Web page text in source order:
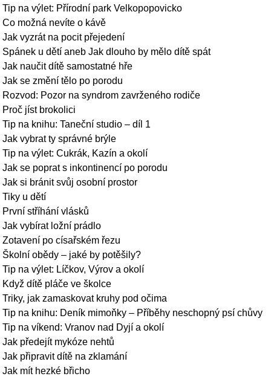
Tip na výlet: Přírodní park Velkopopovicko
Co možná nevíte o kávě
Jak vyzrát na pocit přejedení
Spánek u dětí aneb Jak dlouho by mělo dítě spát
Jak naučit dítě samostatné hře
Jak se změní tělo po porodu
Rozvod: Pozor na syndrom zavrženého rodiče
Proč jíst brokolici
Tip na knihu: Taneční studio – díl 1
Jak vybrat ty správné brýle
Tip na výlet: Cukrák, Kazín a okolí
Jak se poprat s inkontinencí po porodu
Jak si bránit svůj osobní prostor
Tiky u dětí
První stříhání vlásků
Jak vybírat ložní prádlo
Zotavení po císařském řezu
Školní obědy – jaké by potěšily?
Tip na výlet: Líčkov, Výrov a okolí
Když dítě pláče ve školce
Triky, jak zamaskovat kruhy pod očima
Tip na knihu: Deník mimoňky – Příběhy neschopný psí chůvy
Tip na víkend: Vranov nad Dyjí a okolí
Jak předejít mykóze nehtů
Jak připravit dítě na zklamání
Jak mít hezké břicho